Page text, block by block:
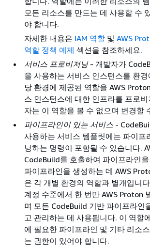
모든 리소스를 만드는 데 사용할 수
야 합니다.
자세한 내용은 IAM 역할 및 AWS
역할 정책 예제 섹션을 참조하세요.
서비스 프로비저닝- 개발자가
을 사용하는 서비스 인스턴스를 환
당 환경에 제공된 역할을 AWS
스 인스턴스에 대한 인프라를 프로
자는 이 역할을 볼 수 없으며 변경할
파이프라인이 있는 서비스 -
사용하는 서비스 템플릿에는 파이프
닝하는 명령이 포함될 수 있습니다.
CodeBuild를 호출하여 파이프라인
파이프라인을 생성하는 데 AWS
은 각 개별 환경의 역할과 별개입니
계정 수준에서 한 번만 AWS Proton
며 모든 CodeBuild 기반 파이프라인
고 관리하는 데 사용됩니다. 이 역할
에 필요한 파이프라인 및 기타 리소
는 권한이 있어야 합니다.